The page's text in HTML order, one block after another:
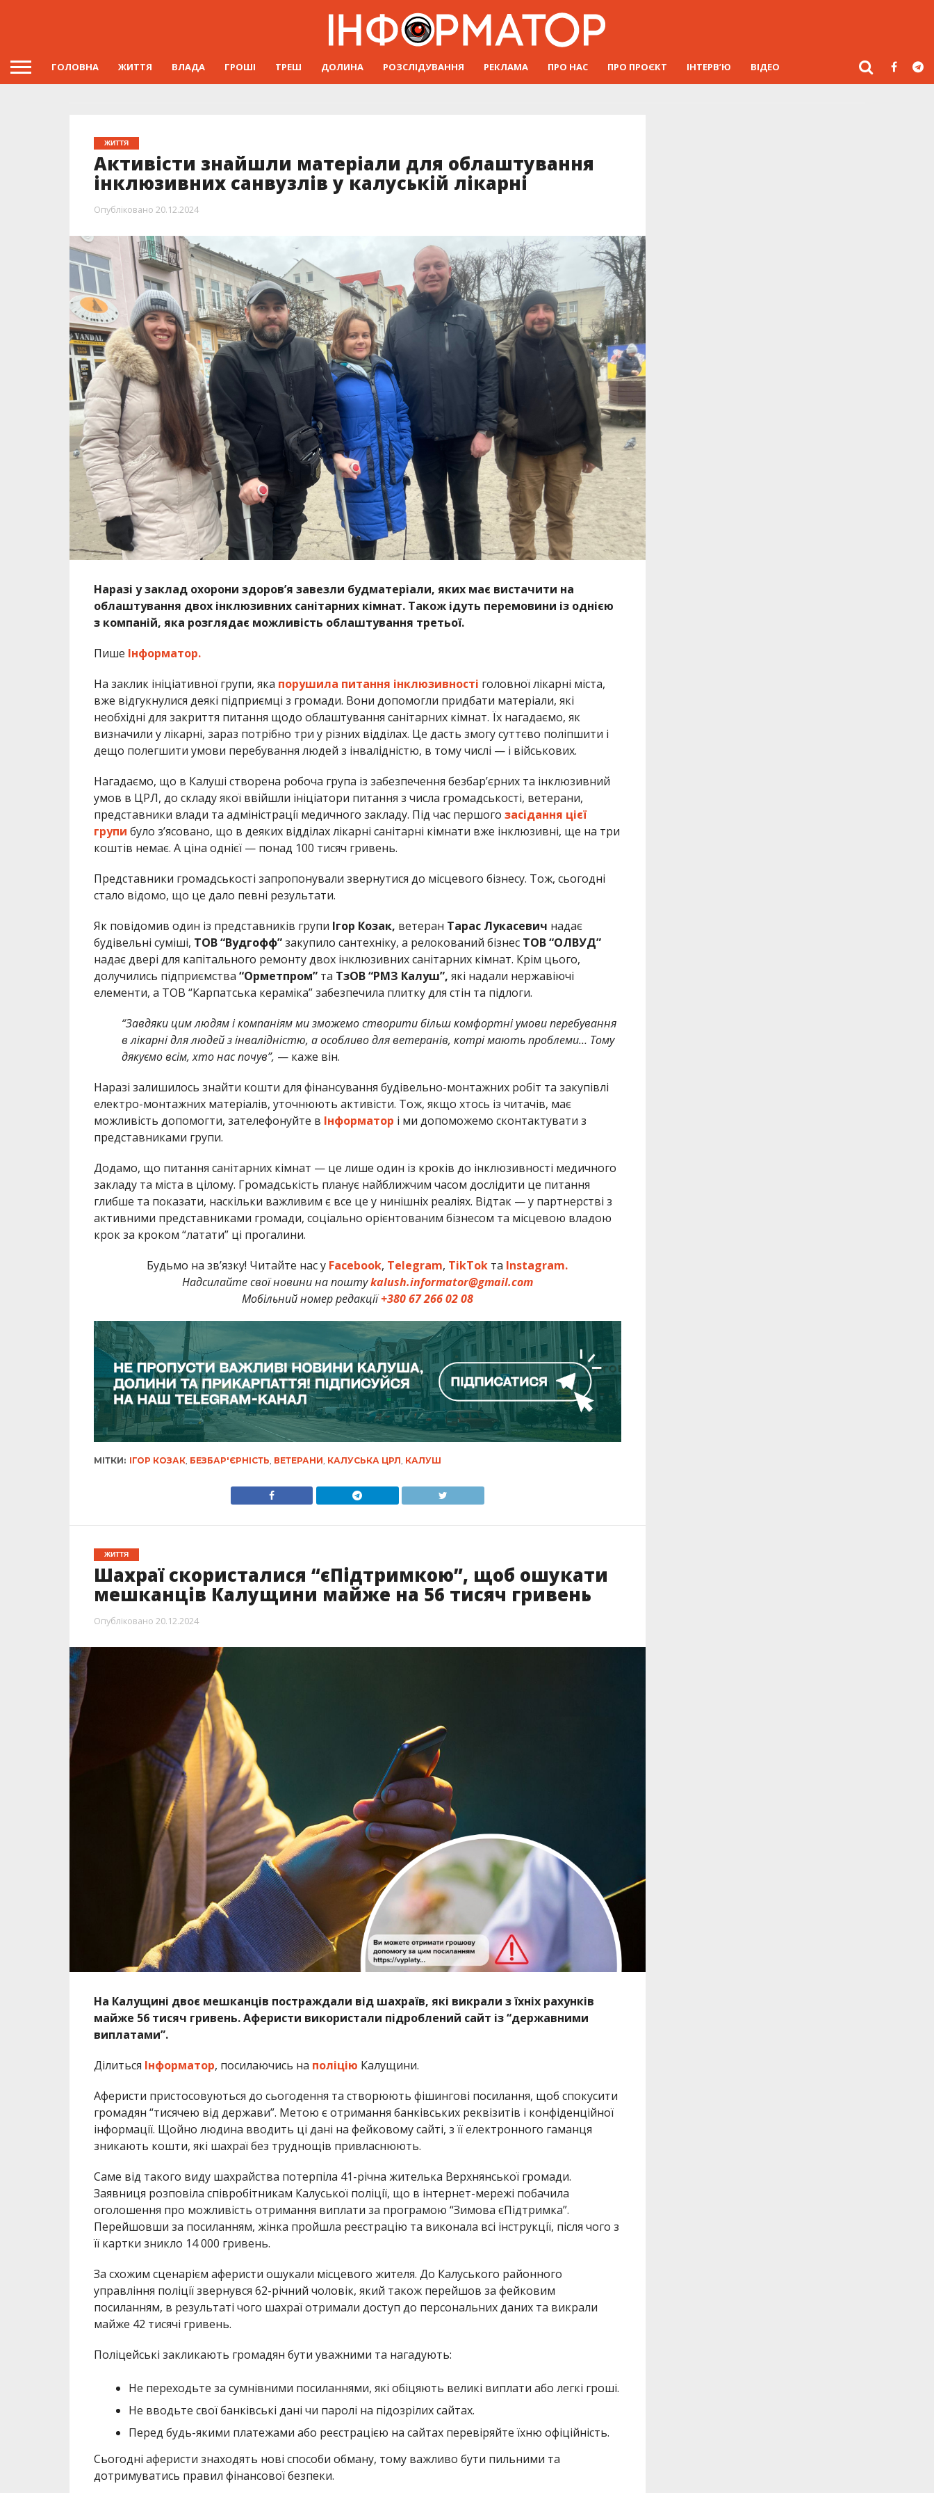
ГОЛОВНА ЖИТТЯ ВЛАДА ГРОШІ ТРЕШ ДОЛИНА РОЗСЛІДУВАННЯ РЕКЛАМА ПРО НАС ПРО ПРОЄКТ ІНТЕРВ’Ю ВІДЕО
ЖИТТЯ
Активісти знайшли матеріали для облаштування
інклюзивних санвузлів у калуській лікарні
Опубліковано 20.12.2024
Наразі у заклад охорони здоров’я завезли будматеріали, яких має вистачити на
облаштування двох інклюзивних санітарних кімнат. Також ідуть перемовини із однією
з компаній, яка розглядає можливість облаштування третьої.
Пише Інформатор.
На заклик ініціативної групи, яка порушила питання інклюзивності головної лікарні міста,
вже відгукнулися деякі підприємці з громади. Вони допомогли придбати матеріали, які
необхідні для закриття питання щодо облаштування санітарних кімнат. Їх нагадаємо, як
визначили у лікарні, зараз потрібно три у різних відділах. Це дасть змогу суттєво поліпшити і
дещо полегшити умови перебування людей з інвалідністю, в тому числі — і військових.
Нагадаємо, що в Калуші створена робоча група із забезпечення безбар’єрних та інклюзивний
умов в ЦРЛ, до складу якої ввійшли ініціатори питання з числа громадськості, ветерани,
представники влади та адміністрації медичного закладу. Під час першого засідання цієї
групи було з’ясовано, що в деяких відділах лікарні санітарні кімнати вже інклюзивні, ще на три
коштів немає. А ціна однієї — понад 100 тисяч гривень.
Представники громадськості запропонували звернутися до місцевого бізнесу. Тож, сьогодні
стало відомо, що це дало певні результати.
Як повідомив один із представників групи Ігор Козак, ветеран Тарас Лукасевич надає
будівельні суміші, ТОВ“Вудгофф”закупило сантехніку, а релокований бізнес ТОВ “ОЛВУД”
надає двері для капітального ремонту двох інклюзивних санітарних кімнат. Крім цього,
долучились підприємства “Орметпром”та ТзОВ “РМЗ Калуш”, які надали нержавіючі
елементи, а ТОВ “Карпатська кераміка” забезпечила плитку для стін та підлоги.
“Завдяки цим людям і компаніям ми зможемо створити більш комфортні умови перебування
в лікарні для людей з інвалідністю, а особливо для ветеранів, котрі мають проблеми… Тому
дякуємо всім, хто нас почув”, — каже він.
Наразі залишилось знайти кошти для фінансування будівельно-монтажних робіт та закупівлі
електро-монтажних матеріалів, уточнюють активісти. Тож, якщо хтось із читачів, має
можливість допомогти, зателефонуйте в Інформатор і ми допоможемо сконтактувати з
представниками групи.
Додамо, що питання санітарних кімнат — це лише один із кроків до інклюзивності медичного
закладу та міста в цілому. Громадськість планує найближчим часом дослідити це питання
глибше та показати, наскільки важливим є все це у нинішніх реаліях. Відтак — у партнерстві з
активними представниками громади, соціально орієнтованим бізнесом та місцевою владою
крок за кроком “латати” ці прогалини.
Будьмо на зв’язку! Читайте нас у Facebook, Telegram, TikTok та Instagram.
Надсилайте свої новини на поштуkalush.informator@gmail.com
Мобільний номер редакції+380 67 266 02 08
МІТКИ: ІГОР КОЗАК, БЕЗБАР'ЄРНІСТЬ, ВЕТЕРАНИ, КАЛУСЬКА ЦРЛ, КАЛУШ
ЖИТТЯ
Шахраї скористалися “єПідтримкою”, щоб ошукати
мешканців Калущини майже на 56 тисяч гривень
Опубліковано 20.12.2024
На Калущині двоє мешканців постраждали від шахраїв, які викрали з їхніх рахунків
майже 56 тисяч гривень. Аферисти використали підроблений сайт із “державними
виплатами”.
Ділиться Інформатор, посилаючись на поліцію Калущини.
Аферисти пристосовуються до сьогодення та створюють фішингові посилання, щоб спокусити
громадян “тисячею від держави”. Метою є отримання банківських реквізитів і конфіденційної
інформації. Щойно людина вводить ці дані на фейковому сайті, з її електронного гаманця
зникають кошти, які шахраї без труднощів привласнюють.
Саме від такого виду шахрайства потерпіла 41-річна жителька Верхнянської громади.
Заявниця розповіла співробітникам Калуської поліції, що в інтернет-мережі побачила
оголошення про можливість отримання виплати за програмою “Зимова єПідтримка”.
Перейшовши за посиланням, жінка пройшла реєстрацію та виконала всі інструкції, після чого з
її картки зникло 14 000 гривень.
За схожим сценарієм аферисти ошукали місцевого жителя. До Калуського районного
управління поліції звернувся 62-річний чоловік, який також перейшов за фейковим
посиланням, в результаті чого шахраї отримали доступ до персональних даних та викрали
майже 42 тисячі гривень.
Поліцейські закликають громадян бути уважними та нагадують:
Не переходьте за сумнівними посиланнями, які обіцяють великі виплати або легкі гроші.
Не вводьте свої банківські дані чи паролі на підозрілих сайтах.
Перед будь-якими платежами або реєстрацією на сайтах перевіряйте їхню офіційність.
Сьогодні аферисти знаходять нові способи обману, тому важливо бути пильними та
дотримуватись правил фінансової безпеки.